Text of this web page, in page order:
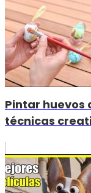
Pintar huevos
técnicas